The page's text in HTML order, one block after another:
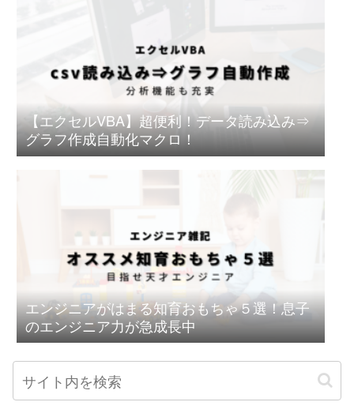
【エクセルVBA】超便利！データ読み込み⇒
グラフ作成自動化マクロ！
エンジニアがはまる知育おもちゃ５選！息子
のエンジニア力が急成長中